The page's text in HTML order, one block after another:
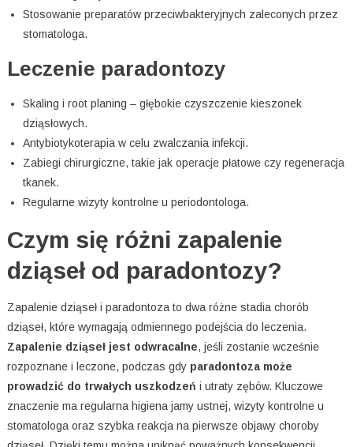
Stosowanie preparatów przeciwbakteryjnych zaleconych przez
stomatologa.
Leczenie paradontozy
Skaling i root planing – głębokie czyszczenie kieszonek
dziąsłowych.
Antybiotykoterapia w celu zwalczania infekcji.
Zabiegi chirurgiczne, takie jak operacje płatowe czy regeneracja
tkanek.
Regularne wizyty kontrolne u periodontologa.
Czym się różni zapalenie
dziąseł od paradontozy?
Zapalenie dziąseł i paradontoza to dwa różne stadia chorób
dziąseł, które wymagają odmiennego podejścia do leczenia.
Zapalenie dziąseł jest odwracalne, jeśli zostanie wcześnie
rozpoznane i leczone, podczas gdy paradontoza może
prowadzić do trwałych uszkodzeń i utraty zębów. Kluczowe
znaczenie ma regularna higiena jamy ustnej, wizyty kontrolne u
stomatologa oraz szybka reakcja na pierwsze objawy choroby